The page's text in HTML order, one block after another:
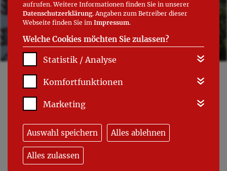
DATENSCHUTZERKLÄRUNG
Wir freuen uns sehr über Ihr Interesse an unserem
Unternehmen. Datenschutz hat einen besonders
hohen Stellenwert für die Geschäftsleitung der
Schloss Neuenstein GmbH. Eine Nutzung der
aufrufen. Weitere Informationen finden Sie in unserer
Datenschutzerklärung. Angaben zum Betreiber dieser
Webseite finden Sie im Impressum.
Welche Cookies möchten Sie zulassen?
Statistik / Analyse
Komfortfunktionen
Marketing
Auswahl speichern Alles ablehnen
Alles zulassen